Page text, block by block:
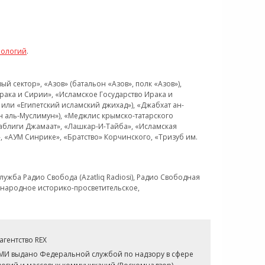
.
«Азов» (батальон «Азов», полк «Азов»),
и Сирии», «Исламское Государство Ирака и
«Египетский исламский джихад»), «Джабхат ан-
Муслимун»), «Меджлис крымско-татарского
Джамаат», «Лашкар-И-Тайба», «Исламская
Синрике», «Братство» Корчинского, «Тризуб им.
Радио Свобода (Azatliq Radiosi), Радио Свободная
историко-просветительское,
REX
выдано Федеральной службой по надзору в сфере